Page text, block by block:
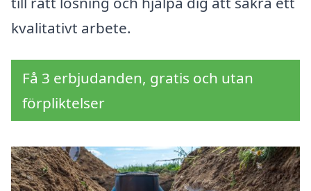
kvalitativt arbete.
Få 3 erbjudanden, gratis och utan
förpliktelser